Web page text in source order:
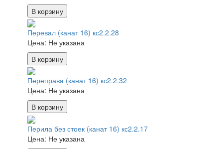
В корзину
Перевал (канат 16) кс2.2.28
Цена: Не указана
В корзину
Переправа (канат 16) кс2.2.32
Цена: Не указана
В корзину
Перила без стоек (канат 16) кс2.2.17
Цена: Не указана